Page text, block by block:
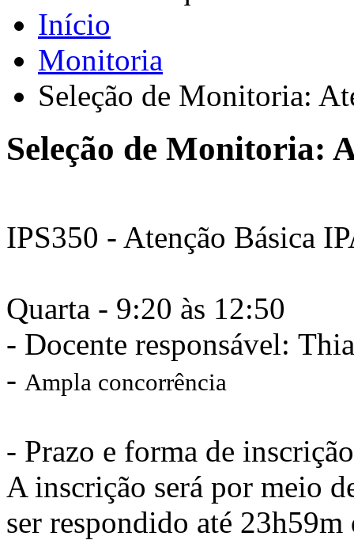
Início
Monitoria
Seleção de Monitoria:
Seleção de Monitoria:
IPS350 - Atenção Básica
Quarta - 9:20 às 12:50
- Docente responsável:
- Ampla concorrência
- Prazo e forma de
A inscrição será por meio
ser respondido até